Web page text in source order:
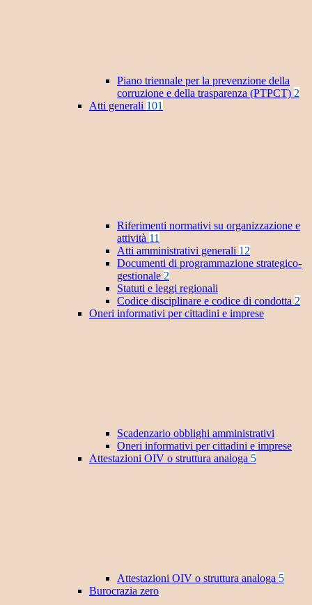
Piano triennale per la prevenzione della
corruzione e della trasparenza (PTPCT) 2
Atti generali 101
Riferimenti normativi su organizzazione e
attività 11
Atti amministrativi generali 12
Documenti di programmazione strategico-
gestionale 2
Statuti e leggi regionali
Codice disciplinare e codice di condotta 2
Oneri informativi per cittadini e imprese
Scadenzario obblighi amministrativi
Oneri informativi per cittadini e imprese
Attestazioni OIV o struttura analoga 5
Attestazioni OIV o struttura analoga 5
Burocrazia zero